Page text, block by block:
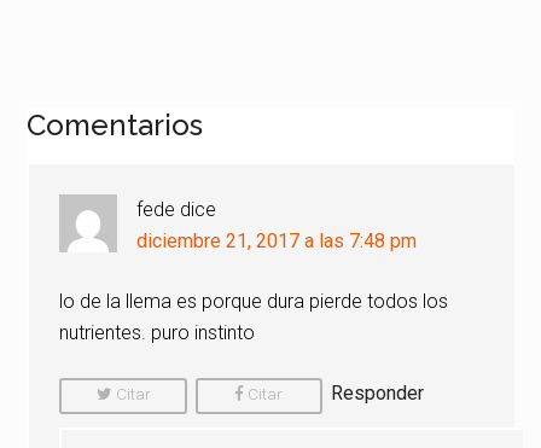
Interacciones
los
lectores
Comentarios
fede dice
diciembre 21, 2017 a las 7:48 pm
lo de la llema es porque dura pierde todos los
nutrientes. puro instinto
Citar
Comentario
Citar
Comentario
Responder